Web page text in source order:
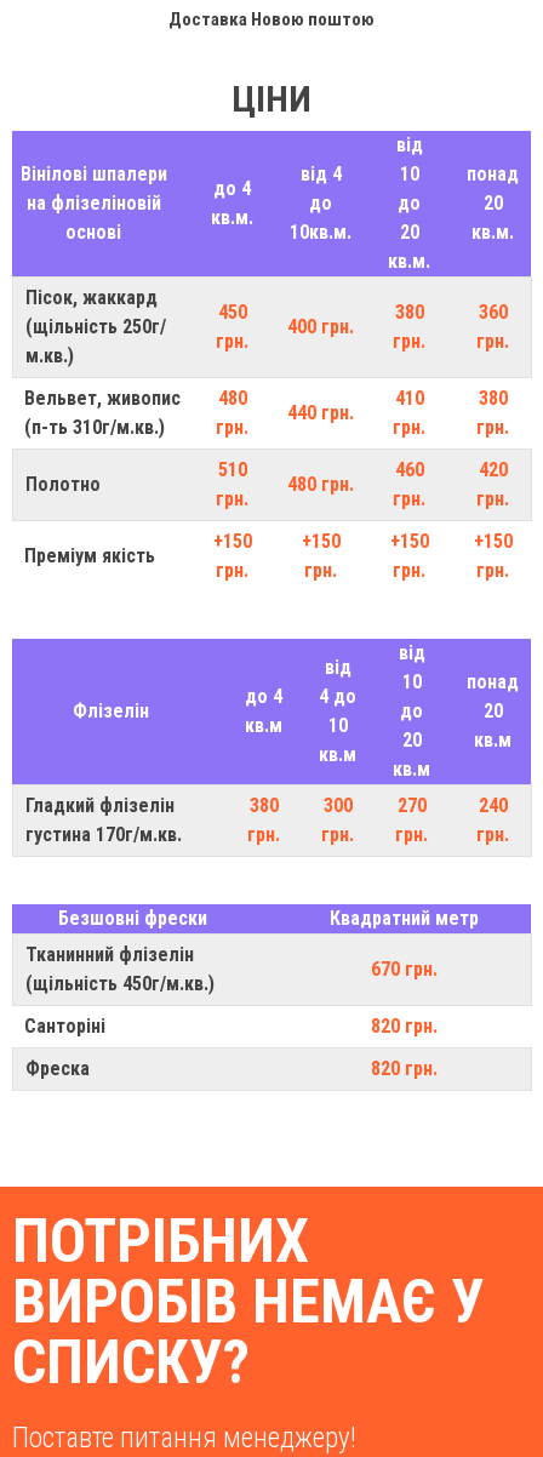
Доставка Новою поштою
ЦІНИ
Вінілові шпалери
на флізеліновій
основі
до 4
кв.м.
від 4
до
10кв.м.
від
10
до
20
кв.м.
понад
20
кв.м.
Пісок, жаккард
(щільність 250г/
м.кв.)
450
грн.
400 грн.
380
грн.
360
грн.
Вельвет, живопис
(п-ть 310г/м.кв.)
480
грн.
440 грн.
410
грн.
380
грн.
Полотно
510
грн.
480 грн.
460
грн.
420
грн.
Преміум якість
+150
грн.
+150
грн.
+150
грн.
+150
грн.
Флізелін
до 4
кв.м
від
4 до
10
кв.м
від
10
до
20
кв.м
понад
20
кв.м
Гладкий флізелін
густина 170г/м.кв.
380
грн.
300
грн.
270
грн.
240
грн.
Безшовні фрески
Квадратний метр
Тканинний флізелін
(щільність 450г/м.кв.)
670 грн.
Санторіні
820 грн.
Фреска
820 грн.
ПОТРІБНИХ
ВИРОБІВ НЕМАЄ У
СПИСКУ?
Поставте питання менеджеру!